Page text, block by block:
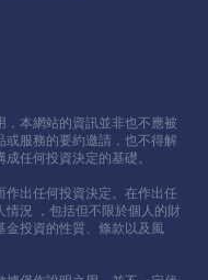
本網站的資訊並非也不應被
服務的要約邀請，也不得解
任何投資決定的基礎。
作出任何投資決定。在作出任
況 ，包括但不限於個⼈的財
投資的性質、條款以及風